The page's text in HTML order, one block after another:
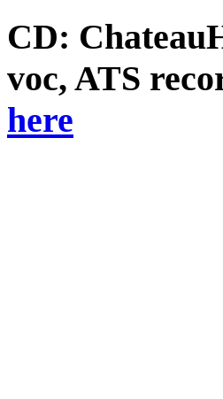
CD:
voc, ATS
here